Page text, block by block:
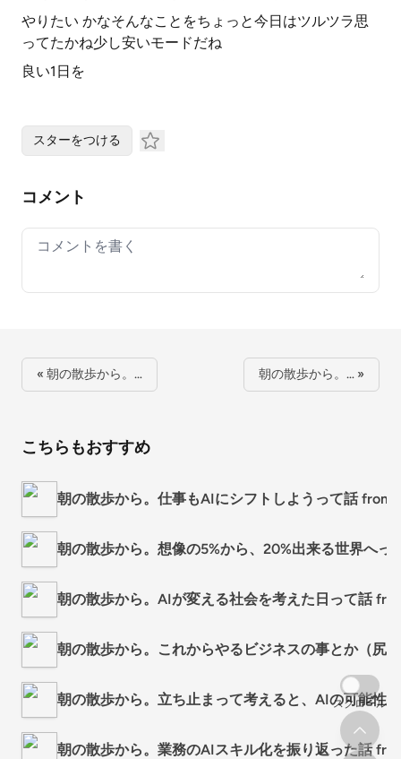
やりたい かなそんなことをちょっと今日はツルツラ思
ってたかね少し安いモードだね
良い1日を
スターをつける
コメント
Your comment
« 朝の散歩から。… 朝の散歩から。… »
こちらもおすすめ
朝の散歩から。仕事もAIにシフトしようって話 from
朝の散歩から。想像の5%から、20%出来る世界へっ
朝の散歩から。AIが変える社会を考えた日って話
朝の散歩から。これからやるビジネスの事とか（尻
朝の散歩から。立ち止まって考えると、AIの可能性
朝の散歩から。業務のAIスキル化を振り返った話
スクロール